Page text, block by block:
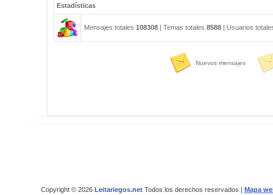
Estadísticas
Mensajes totales 108308| Temas totales 8588| Usuarios
Nuevos mensajes
Copyright © 2026 Leitariegos.netTodos los derechos reservados | Mapa